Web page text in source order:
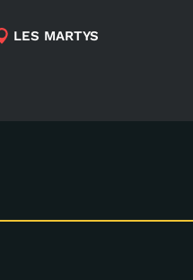
LES MARTYS